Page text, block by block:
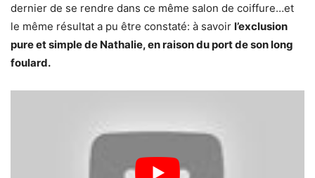
dernier de se rendre dans ce même salon de coiffure…et
le même résultat a pu être constaté: à savoir l’exclusion
pure et simple de Nathalie, en raison du port de son long
foulard.